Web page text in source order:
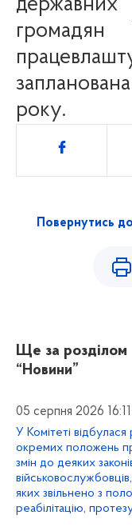
громадян
року.
Поділитись
Повернутись
Ще за розділом
“Новини”
05 серпня 2026 16:11
У Комітеті
окремих положень
змін до деяких
яких звільнено з
реабілітацію,